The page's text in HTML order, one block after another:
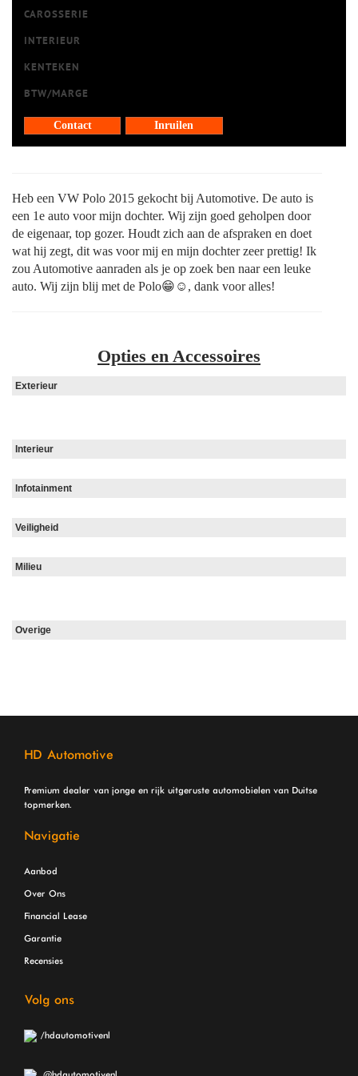
CAROSSERIE
INTERIEUR
KENTEKEN
BTW/MARGE
Contact Inruilen
Heb een VW Polo 2015 gekocht bij Automotive. De auto is
een 1e auto voor mijn dochter. Wij zijn goed geholpen door
de eigenaar, top gozer. Houdt zich aan de afspraken en doet
wat hij zegt, dit was voor mij en mijn dochter zeer prettig! Ik
zou Automotive aanraden als je op zoek ben naar een leuke
auto. Wij zijn blij met de Polo😁☺️, dank voor alles!
Opties en Accessoires
Exterieur
Interieur
Infotainment
Veiligheid
Milieu
Overige
HD Automotive
Premium dealer van jonge en rijk uitgeruste automobielen van Duitse
topmerken.
Navigatie
Aanbod
Over Ons
Financial Lease
Garantie
Recensies
Volg ons
/hdautomotivenl